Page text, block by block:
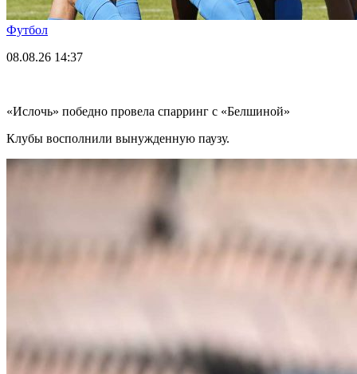
Футбол
08.08.26 14:37
«Ислочь» победно провела спарринг с «Белшиной»
Клубы восполнили вынужденную паузу.